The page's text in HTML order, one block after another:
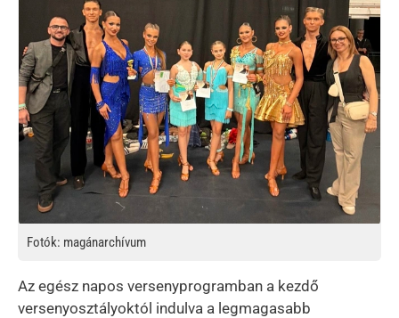
Fotók: magánarchívum
Az egész napos versenyprogramban a kezdő
versenyosztályoktól indulva a legmagasabb